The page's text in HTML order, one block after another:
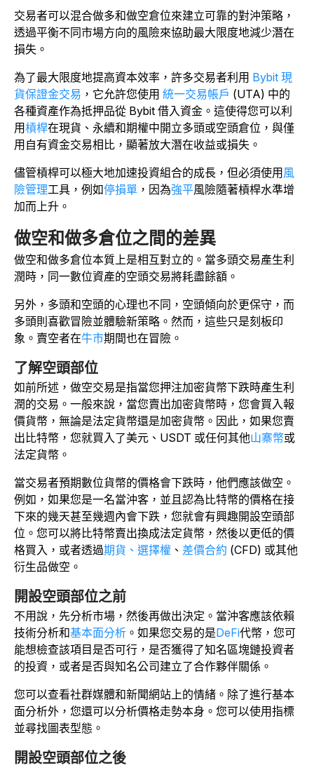
交易者可以混合做多和做空倉位來建立可靠的對沖策略，
透過平衡不同市場方向的風險來協助最大限度地減少潛在
損失。
為了最大限度地提高資本效率，許多交易者利用 Bybit 現
貨保證金交易 ，它允許您使用 統一交易帳戶 (UTA) 中的
各種資產作為抵押品從 Bybit 借入資金。這使得您可以利
用槓桿在現貨、永續和期權中開立多頭或空頭倉位，與僅
用自有資金交易相比，顯著放大潛在收益或損失。
儘管槓桿可以極大地加速投資組合的成長，但必須使用風
險管理工具，例如停損單 ，因為強平風險隨著槓桿水準增
加而上升。
做空和做多倉位之間的差異
做空和做多倉位本質上是相互對立的。當多頭交易產生利
潤時，同一數位資產的空頭交易將耗盡餘額。
另外，多頭和空頭的心理也不同，空頭傾向於更保守，而
多頭則喜歡冒險並體驗新策略。然而，這些只是刻板印
象。賣空者在牛市期間也在冒險。
了解空頭部位
如前所述，做空交易是指當您押注加密貨幣下跌時產生利
潤的交易。一般來說，當您賣出加密貨幣時，您會買入報
價貨幣，無論是法定貨幣還是加密貨幣。因此，如果您賣
出比特幣，您就買入了美元、USDT 或任何其他山寨幣或
法定貨幣。
當交易者預期數位貨幣的價格會下跌時，他們應該做空。
例如，如果您是一名當沖客，並且認為比特幣的價格在接
下來的幾天甚至幾週內會下跌，您就會有興趣開設空頭部
位。您可以將比特幣賣出換成法定貨幣，然後以更低的價
格買入，或者透過期貨、選擇權 、 差價合約 (CFD) 或其他
衍生品做空。
開設空頭部位之前
不用說，先分析市場，然後再做出決定。當沖客應該依賴
技術分析和基本面分析 。如果您交易的是DeFi代幣，您可
能想檢查該項目是否可行，是否獲得了知名區塊鏈投資者
的投資，或者是否與知名公司建立了合作夥伴關係。
您可以查看社群媒體和新聞網站上的情緒。除了進行基本
面分析外，您還可以分析價格走勢本身。您可以使用指標
並尋找圖表型態。
開設空頭部位之後